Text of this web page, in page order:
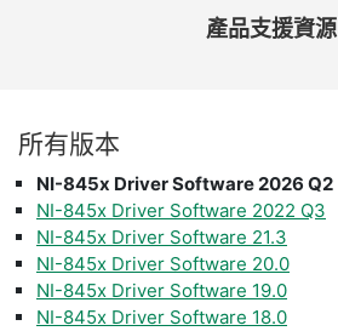
產品支援資源
所有版本
NI-845x Driver Software 2026 Q2
NI-845x Driver Software 2022 Q3
NI-845x Driver Software 21.3
NI-845x Driver Software 20.0
NI-845x Driver Software 19.0
NI-845x Driver Software 18.0